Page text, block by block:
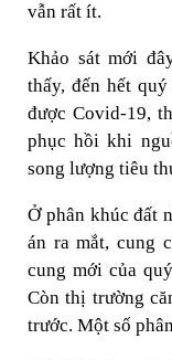
vẫn rất ít.
Khảo sát mới
thấy, đến hết
được Covid-19,
phục hồi khi
song lượng tiêu
Ở phân khúc đất
án ra mắt, cung
cung mới của
Còn thị trường
trước. Một số